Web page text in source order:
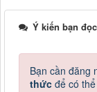
Ý kiến bạn đọc
Bạn cần đăng
thức để có